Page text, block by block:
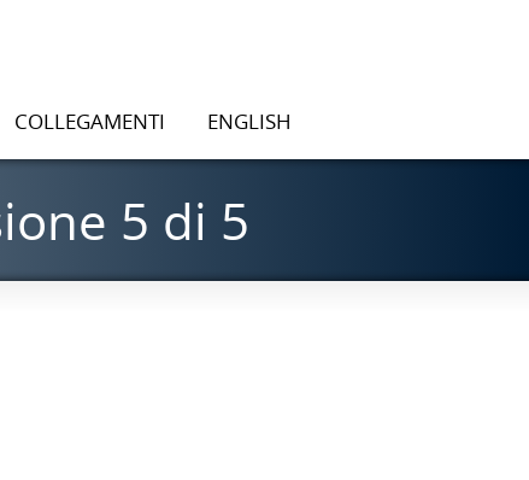
COLLEGAMENTI ENGLISH
5 di 5